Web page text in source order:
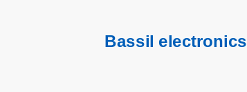
Bassil electronics